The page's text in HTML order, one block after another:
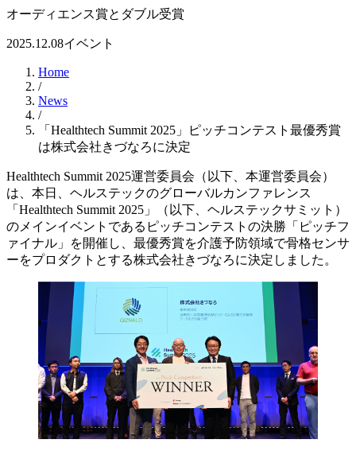
オーディエンス賞とダブル受賞
2025.12.08イベント
Home
/
News
/
「Healthtech Summit 2025」ピッチコンテスト最優秀賞
は株式会社きづなろに決定
Healthtech Summit 2025運営委員会（以下、本運営委員会）
は、本日、ヘルステックのグローバルカンファレンス
「Healthtech Summit 2025」（以下、ヘルステックサミット）
のメインイベントであるピッチコンテストの決勝「ピッチフ
ァイナル」を開催し、最優秀賞を介護予防領域で骨格センサ
ーをプロダクトとする株式会社きづなろに決定しました。